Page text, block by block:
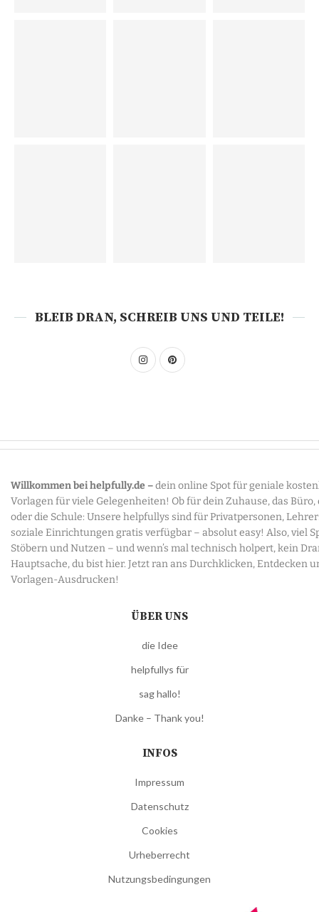
BLEIB DRAN, SCHREIB UNS UND TEILE!
Willkommen bei helpfully.de –dein online Spot für geniale
Vorlagen für viele Gelegenheiten! Ob für dein Zuhause, das Büro,
oder die Schule: Unsere helpfullys sind für Privatpersonen,
soziale Einrichtungen gratis verfügbar – absolut easy! Also, viel
Stöbern und Nutzen – und wenn’s mal technisch holpert, kein
Hauptsache, du bist hier. Jetzt ran ans Durchklicken, Entdecken
Vorlagen-Ausdrucken!
ÜBER UNS
die Idee
helpfullys für
sag hallo!
Danke – Thank you!
INFOS
Impressum
Datenschutz
Cookies
Urheberrecht
Nutzungsbedingungen